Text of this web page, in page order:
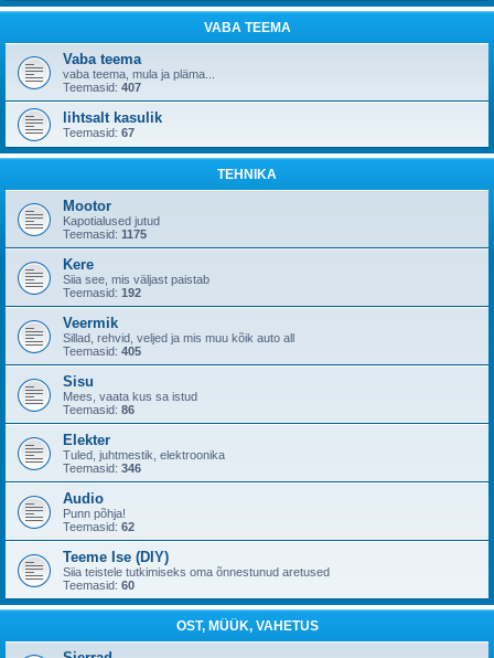
VABA TEEMA
Vaba teema
vaba teema, mula ja pläma...
Teemasid: 407
lihtsalt kasulik
Teemasid: 67
TEHNIKA
Mootor
Kapotialused jutud
Teemasid: 1175
Kere
Siia see, mis väljast paistab
Teemasid: 192
Veermik
Sillad, rehvid, veljed ja mis muu kõik auto all
Teemasid: 405
Sisu
Mees, vaata kus sa istud
Teemasid: 86
Elekter
Tuled, juhtmestik, elektroonika
Teemasid: 346
Audio
Punn põhja!
Teemasid: 62
Teeme Ise (DIY)
Siia teistele tutkimiseks oma õnnestunud aretused
Teemasid: 60
OST, MÜÜK, VAHETUS